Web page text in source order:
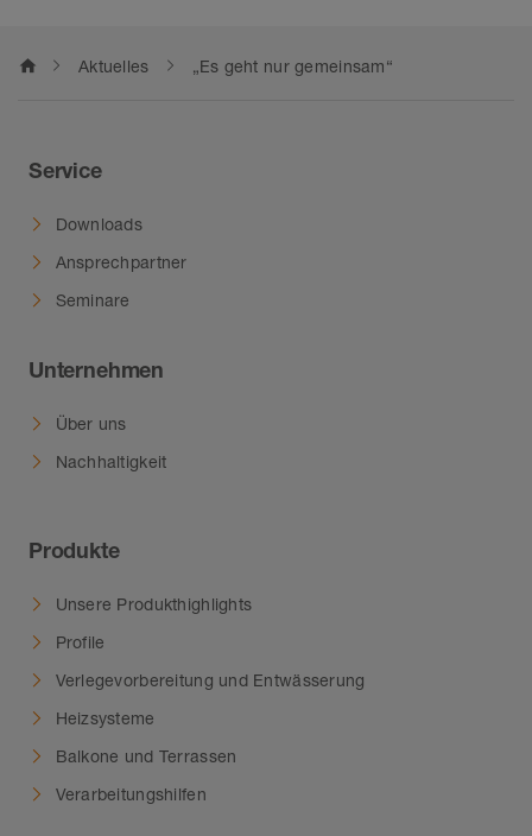
home Aktuelles „Es geht nur gemeinsam“
Service
Downloads
Ansprechpartner
Seminare
Unternehmen
Über uns
Nachhaltigkeit
Produkte
Unsere Produkthighlights
Profile
Verlegevorbereitung und Entwässerung
Heizsysteme
Balkone und Terrassen
Verarbeitungshilfen